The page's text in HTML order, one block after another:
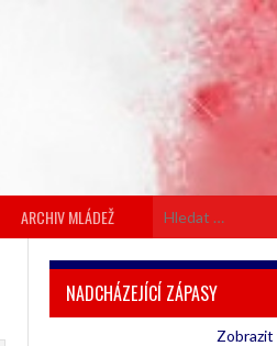
ARCHIV MLÁDEŽ
NADCHÁZEJÍCÍ ZÁPASY
Zobrazit